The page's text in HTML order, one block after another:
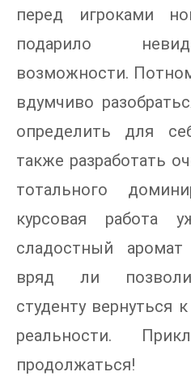
перед игроками
подарило
возможности.
вдумчиво
определить для
также разработать
тотального
курсовая работа
сладостный
вряд ли
студенту вернуться
реальности.
продолжаться!